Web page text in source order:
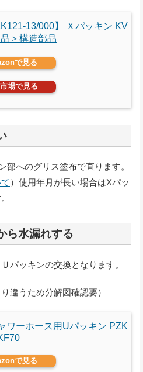
13/000】 Ｘパッキン KV
＞構造部品
で見る
場で見る
部へのグリス塗布で直ります。
）使用年月が長い場合はXパッ
ら水漏れする
パッキンの交換となります。
違うため分解図確認要）
ワーホース用Uパッキン PZK
で見る